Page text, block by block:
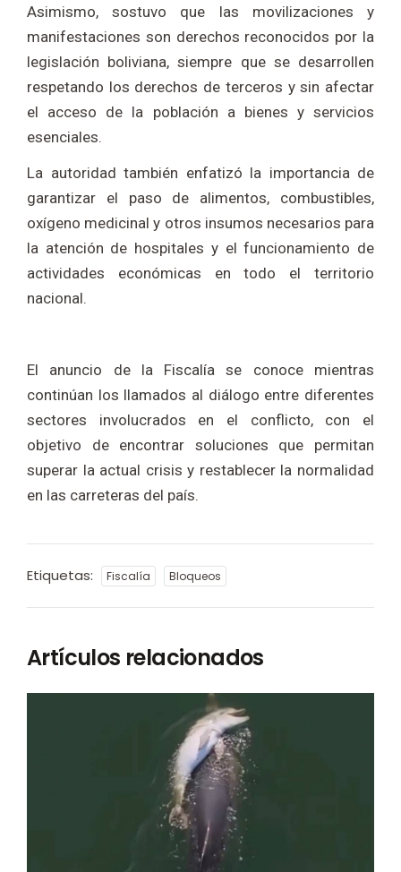
Asimismo, sostuvo que las movilizaciones y
manifestaciones son derechos reconocidos por la
legislación boliviana, siempre que se desarrollen
respetando los derechos de terceros y sin afectar
el acceso de la población a bienes y servicios
esenciales.
La autoridad también enfatizó la importancia de
garantizar el paso de alimentos, combustibles,
oxígeno medicinal y otros insumos necesarios para
la atención de hospitales y el funcionamiento de
actividades económicas en todo el territorio
nacional.
El anuncio de la Fiscalía se conoce mientras
continúan los llamados al diálogo entre diferentes
sectores involucrados en el conflicto, con el
objetivo de encontrar soluciones que permitan
superar la actual crisis y restablecer la normalidad
en las carreteras del país.
Etiquetas: Fiscalía Bloqueos
Artículos relacionados